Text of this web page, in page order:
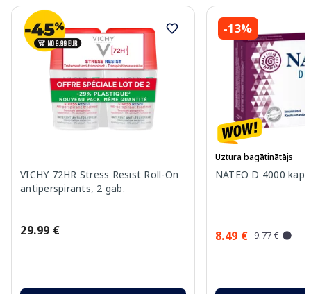
VICHY 72HR Stress Resist Roll-On
antiperspirants, 2 gab.
29.99 €
-13%
Uztura bagātinātājs
NATEO D 4000
8.49 € 9.77 €